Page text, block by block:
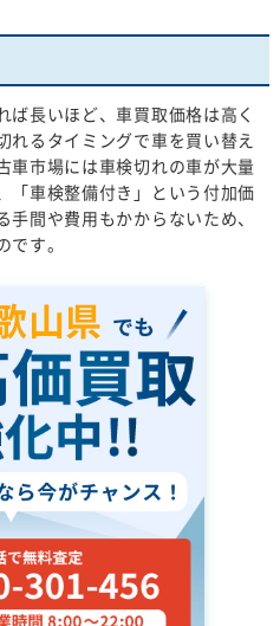
長いほど、車買取価格は高く
れるタイミングで車を買い替え
車市場には車検切れの車が大量
「車検整備付き」という付加価
間や費用もかからないため、
す。
山県